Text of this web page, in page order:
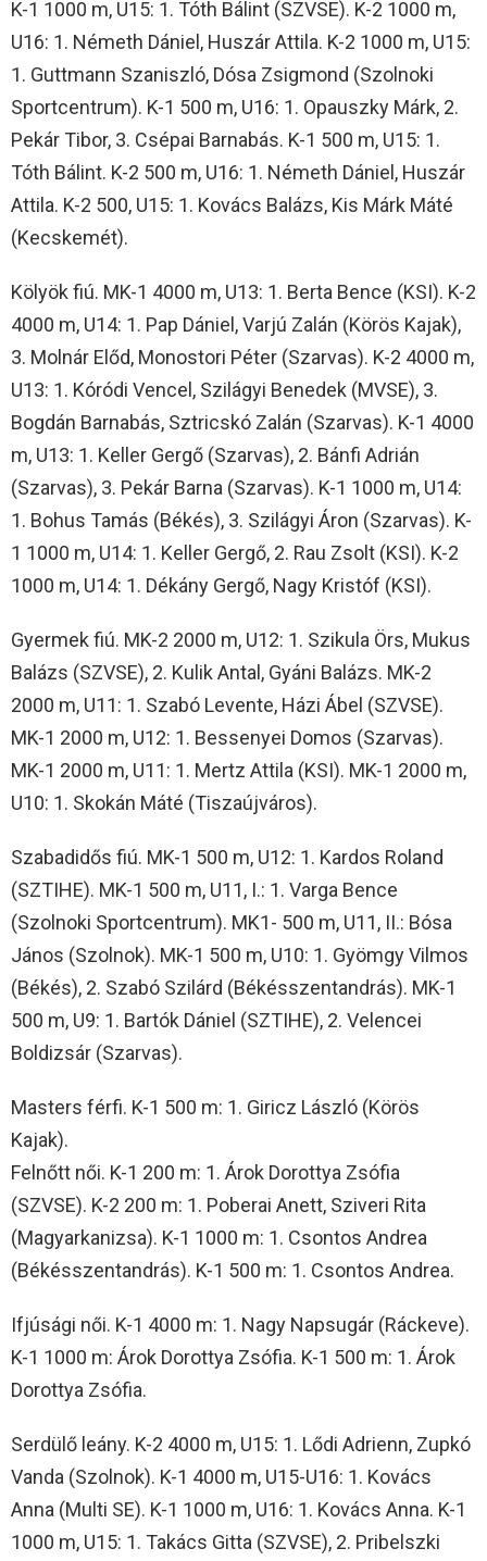
K-1 1000 m, U15: 1. Tóth Bálint (SZVSE). K-2 1000 m,
U16: 1. Németh Dániel, Huszár Attila. K-2 1000 m, U15:
1. Guttmann Szaniszló, Dósa Zsigmond (Szolnoki
Sportcentrum). K-1 500 m, U16: 1. Opauszky Márk, 2.
Pekár Tibor, 3. Csépai Barnabás. K-1 500 m, U15: 1.
Tóth Bálint. K-2 500 m, U16: 1. Németh Dániel, Huszár
Attila. K-2 500, U15: 1. Kovács Balázs, Kis Márk Máté
(Kecskemét).
Kölyök fiú. MK-1 4000 m, U13: 1. Berta Bence (KSI). K-2
4000 m, U14: 1. Pap Dániel, Varjú Zalán (Körös Kajak),
3. Molnár Előd, Monostori Péter (Szarvas). K-2 4000 m,
U13: 1. Kóródi Vencel, Szilágyi Benedek (MVSE), 3.
Bogdán Barnabás, Sztricskó Zalán (Szarvas). K-1 4000
m, U13: 1. Keller Gergő (Szarvas), 2. Bánfi Adrián
(Szarvas), 3. Pekár Barna (Szarvas). K-1 1000 m, U14:
1. Bohus Tamás (Békés), 3. Szilágyi Áron (Szarvas). K-
1 1000 m, U14: 1. Keller Gergő, 2. Rau Zsolt (KSI). K-2
1000 m, U14: 1. Dékány Gergő, Nagy Kristóf (KSI).
Gyermek fiú. MK-2 2000 m, U12: 1. Szikula Örs, Mukus
Balázs (SZVSE), 2. Kulik Antal, Gyáni Balázs. MK-2
2000 m, U11: 1. Szabó Levente, Házi Ábel (SZVSE).
MK-1 2000 m, U12: 1. Bessenyei Domos (Szarvas).
MK-1 2000 m, U11: 1. Mertz Attila (KSI). MK-1 2000 m,
U10: 1. Skokán Máté (Tiszaújváros).
Szabadidős fiú. MK-1 500 m, U12: 1. Kardos Roland
(SZTIHE). MK-1 500 m, U11, I.: 1. Varga Bence
(Szolnoki Sportcentrum). MK1- 500 m, U11, II.: Bósa
János (Szolnok). MK-1 500 m, U10: 1. Gyömgy Vilmos
(Békés), 2. Szabó Szilárd (Békésszentandrás). MK-1
500 m, U9: 1. Bartók Dániel (SZTIHE), 2. Velencei
Boldizsár (Szarvas).
Masters férfi. K-1 500 m: 1. Giricz László (Körös
Kajak).
Felnőtt női. K-1 200 m: 1. Árok Dorottya Zsófia
(SZVSE). K-2 200 m: 1. Poberai Anett, Sziveri Rita
(Magyarkanizsa). K-1 1000 m: 1. Csontos Andrea
(Békésszentandrás). K-1 500 m: 1. Csontos Andrea.
Ifjúsági női. K-1 4000 m: 1. Nagy Napsugár (Ráckeve).
K-1 1000 m: Árok Dorottya Zsófia. K-1 500 m: 1. Árok
Dorottya Zsófia.
Serdülő leány. K-2 4000 m, U15: 1. Lődi Adrienn, Zupkó
Vanda (Szolnok). K-1 4000 m, U15-U16: 1. Kovács
Anna (Multi SE). K-1 1000 m, U16: 1. Kovács Anna. K-1
1000 m, U15: 1. Takács Gitta (SZVSE), 2. Pribelszki